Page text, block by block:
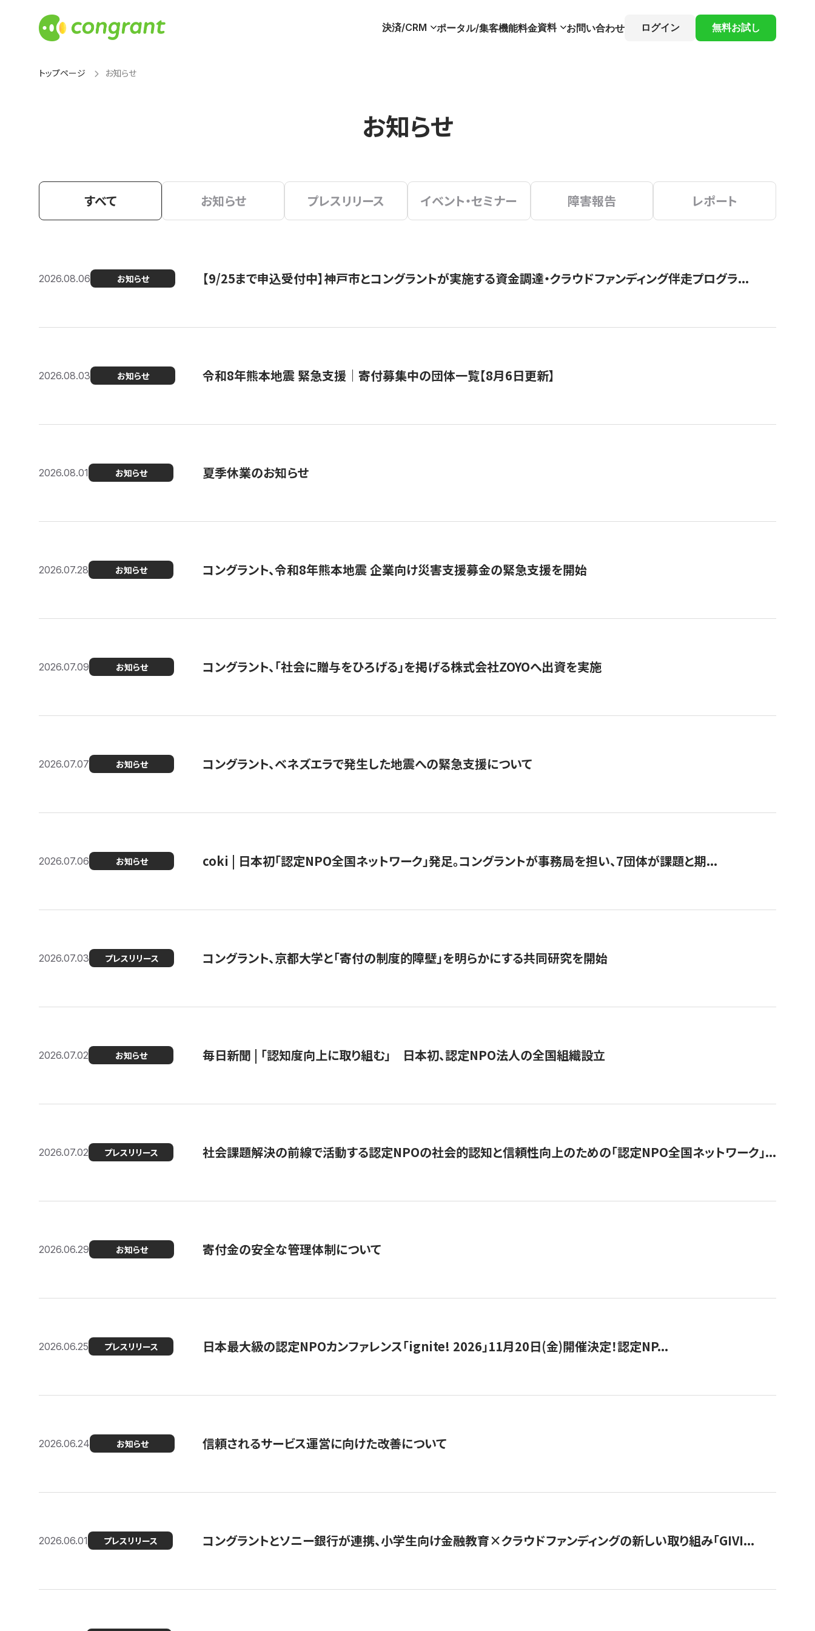
決済/CRM ポータル/集客機能料金資料 お問い合わせ ログイン 無料お試し
トップページ お知らせ
お知らせ
すべて お知らせ プレスリリース イベント・セミナー 障害報告 レポート
2026.08.06 お知らせ 【9/25まで申込受付中】神戸市とコングラントが実施する資金調達・クラウドファンディング伴走プログラ...
2026.08.03 お知らせ 令和8年熊本地震 緊急支援｜寄付募集中の団体一覧【8月6日更新】
2026.08.01 お知らせ 夏季休業のお知らせ
2026.07.28 お知らせ コングラント、令和8年熊本地震 企業向け災害支援募金の緊急支援を開始
2026.07.09 お知らせ コングラント、「社会に贈与をひろげる」を掲げる株式会社ZOYOへ出資を実施
2026.07.07 お知らせ コングラント、ベネズエラで発生した地震への緊急支援について
2026.07.06 お知らせ coki | 日本初「認定NPO全国ネットワーク」発足。コングラントが事務局を担い、7団体が課題と期...
2026.07.03 プレスリリース コングラント、京都大学と「寄付の制度的障壁」を明らかにする共同研究を開始
2026.07.02 お知らせ 毎日新聞 | 「認知度向上に取り組む」 日本初、認定NPO法人の全国組織設立
2026.07.02 プレスリリース 社会課題解決の前線で活動する認定NPOの社会的認知と信頼性向上のための「認定NPO全国ネットワーク」...
2026.06.29 お知らせ 寄付金の安全な管理体制について
2026.06.25 プレスリリース 日本最大級の認定NPOカンファレンス「ignite! 2026」11月20日(金)開催決定！認定NP...
2026.06.24 お知らせ 信頼されるサービス運営に向けた改善について
2026.06.01 プレスリリース コングラントとソニー銀行が連携、小学生向け金融教育×クラウドファンディングの新しい取り組み「GIVI...